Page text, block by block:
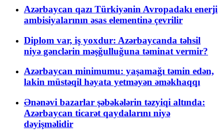
Azərbaycan qazı Türkiyənin Avropadakı enerji
ambisiyalarının əsas elementinə çevrilir
Diplom var, iş yoxdur: Azərbaycanda təhsil
niyə gənclərin məşğulluğuna təminat vermir?
Azərbaycan minimumu: yaşamağı təmin edən,
lakin müstəqil həyata yetməyən əməkhaqqı
Ənənəvi bazarlar şəbəkələrin təzyiqi altında:
Azərbaycan ticarət qaydalarını niyə
dəyişməlidir